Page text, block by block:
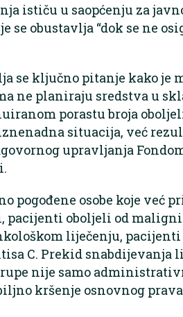
ističu u saopćenju za
se obustavlja “dok se ne
se ključno pitanje kako je
ne planiraju sredstva u
porastu broja
situacija, već
upravljanja
pogođene osobe koje već
pacijenti oboljeli od
liječenju,
C. Prekid snabdijevanja
nije samo
kršenje osnovnog